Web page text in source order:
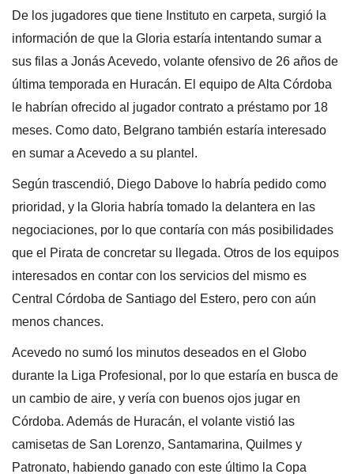
De los jugadores que tiene Instituto en carpeta, surgió la
información de que la Gloria estaría intentando sumar a
sus filas a Jonás Acevedo, volante ofensivo de 26 años de
última temporada en Huracán. El equipo de Alta Córdoba
le habrían ofrecido al jugador contrato a préstamo por 18
meses. Como dato, Belgrano también estaría interesado
en sumar a Acevedo a su plantel.
Según trascendió, Diego Dabove lo habría pedido como
prioridad, y la Gloria habría tomado la delantera en las
negociaciones, por lo que contaría con más posibilidades
que el Pirata de concretar su llegada. Otros de los equipos
interesados en contar con los servicios del mismo es
Central Córdoba de Santiago del Estero, pero con aún
menos chances.
Acevedo no sumó los minutos deseados en el Globo
durante la Liga Profesional, por lo que estaría en busca de
un cambio de aire, y vería con buenos ojos jugar en
Córdoba. Además de Huracán, el volante vistió las
camisetas de San Lorenzo, Santamarina, Quilmes y
Patronato, habiendo ganado con este último la Copa